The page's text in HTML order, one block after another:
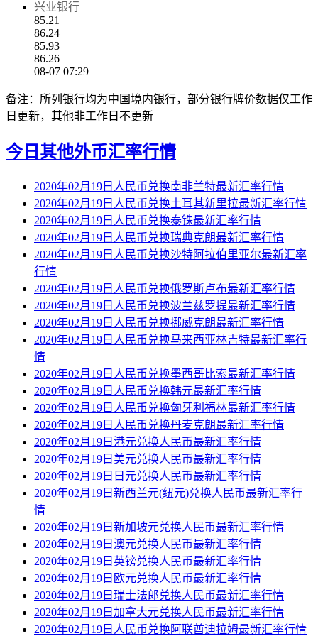
兴业银行
85.21
86.24
85.93
86.26
08-07 07:29
备注：所列银行均为中国境内银行，部分银行牌价数据仅工作
日更新，其他非工作日不更新
今日其他外币汇率行情
2020年02月19日人民币兑换南非兰特最新汇率行情
2020年02月19日人民币兑换土耳其新里拉最新汇率行情
2020年02月19日人民币兑换泰铢最新汇率行情
2020年02月19日人民币兑换瑞典克朗最新汇率行情
2020年02月19日人民币兑换沙特阿拉伯里亚尔最新汇率
行情
2020年02月19日人民币兑换俄罗斯卢布最新汇率行情
2020年02月19日人民币兑换波兰兹罗提最新汇率行情
2020年02月19日人民币兑换挪威克朗最新汇率行情
2020年02月19日人民币兑换马来西亚林吉特最新汇率行
情
2020年02月19日人民币兑换墨西哥比索最新汇率行情
2020年02月19日人民币兑换韩元最新汇率行情
2020年02月19日人民币兑换匈牙利福林最新汇率行情
2020年02月19日人民币兑换丹麦克朗最新汇率行情
2020年02月19日港元兑换人民币最新汇率行情
2020年02月19日美元兑换人民币最新汇率行情
2020年02月19日日元兑换人民币最新汇率行情
2020年02月19日新西兰元(纽元)兑换人民币最新汇率行
情
2020年02月19日新加坡元兑换人民币最新汇率行情
2020年02月19日澳元兑换人民币最新汇率行情
2020年02月19日英镑兑换人民币最新汇率行情
2020年02月19日欧元兑换人民币最新汇率行情
2020年02月19日瑞士法郎兑换人民币最新汇率行情
2020年02月19日加拿大元兑换人民币最新汇率行情
2020年02月19日人民币兑换阿联酋迪拉姆最新汇率行情